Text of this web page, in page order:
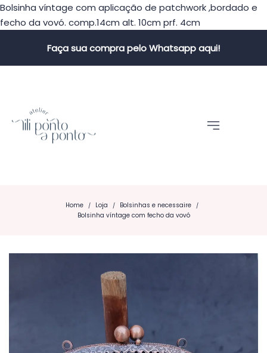
Bolsinha víntage com aplicação de patchwork ,bordado e
fecho da vovó. comp.14cm alt. 10cm prf. 4cm
Faça sua compra pelo Whatsapp aqui!
Home / Loja / Bolsinhas e necessaire /
Bolsinha víntage com fecho da vovó